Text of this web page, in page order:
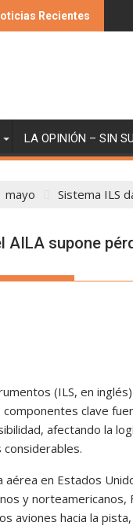
Recientes
LA OPINIÓN – SIN
mayo Sistema ILS
AILA supone
(ILS, en
componentes clave
afectando la
aérea en Estados
y norteamericanos,
aviones hacia la